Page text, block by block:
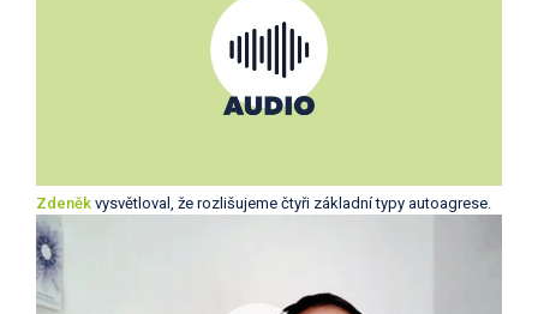
Zdeněk vysvětloval, že rozlišujeme čtyři základní typy autoagrese.